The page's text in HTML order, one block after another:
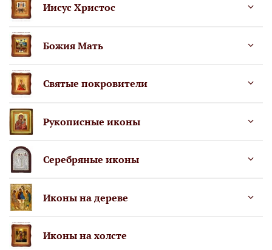
Иисус Христос
Божия Mать
Святые покровители
Рукописные иконы
Серебряные иконы
Иконы на дереве
Иконы на холсте